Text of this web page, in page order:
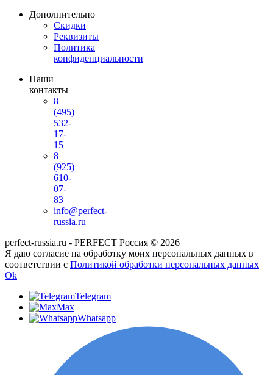
Дополнительно
Скидки
Реквизиты
Политика
конфиденциальности
Наши
контакты
8
(495)
532-
17-
15
8
(925)
610-
07-
83
info@perfect-
russia.ru
perfect-russia.ru - PERFECT Россия © 2026
Я даю согласие на обработку моих персональных данных в
соответствии с Политикой обработки персональных данных
Ok
Telegram
Max
Whatsapp